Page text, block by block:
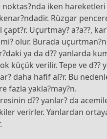
iken
Rüzgar
çapt?r. Uçurtmay? a?a??,
olur. Burada
ya da d?? yanlarda
küçük verilir. Tepe ve
daha hafif al?r. Bu
fazla yakla?may?n.
d?? yanlar? da
verirler. Yanlardan